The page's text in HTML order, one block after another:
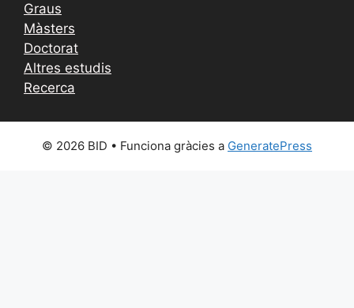
Graus
Màsters
Doctorat
Altres estudis
Recerca
© 2026 BID • Funciona gràcies a GeneratePress